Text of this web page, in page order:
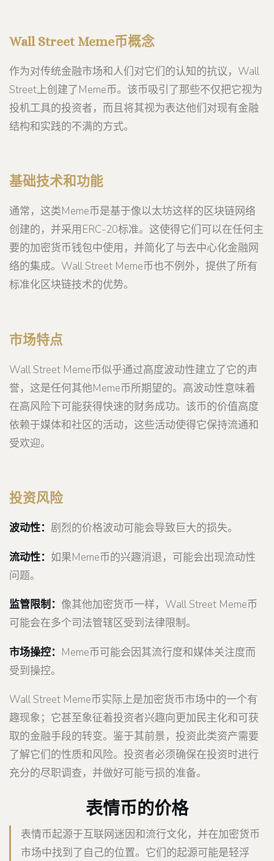
Wall Street Meme币概念
作为对传统金融市场和人们对它们的认知的抗议，Wall
Street上创建了Meme币。该币吸引了那些不仅把它视为
投机工具的投资者，而且将其视为表达他们对现有金融
结构和实践的不满的方式。
基础技术和功能
通常，这类Meme币是基于像以太坊这样的区块链网络
创建的，并采用ERC-20标准。这使得它们可以在任何主
要的加密货币钱包中使用，并简化了与去中心化金融网
络的集成。Wall Street Meme币也不例外，提供了所有
标准化区块链技术的优势。
市场特点
Wall Street Meme币似乎通过高度波动性建立了它的声
誉，这是任何其他Meme币所期望的。高波动性意味着
在高风险下可能获得快速的财务成功。该币的价值高度
依赖于媒体和社区的活动，这些活动使得它保持流通和
受欢迎。
投资风险
波动性： 剧烈的价格波动可能会导致巨大的损失。
流动性： 如果Meme币的兴趣消退，可能会出现流动性
问题。
监管限制： 像其他加密货币一样，Wall Street Meme币
可能会在多个司法管辖区受到法律限制。
市场操控： Meme币可能会因其流行度和媒体关注度而
受到操控。
Wall Street Meme币实际上是加密货币市场中的一个有
趣现象；它甚至象征着投资者兴趣向更加民主化和可获
取的金融手段的转变。鉴于其前景，投资此类资产需要
了解它们的性质和风险。投资者必须确保在投资时进行
充分的尽职调查，并做好可能亏损的准备。
表情币的价格
表情币起源于互联网迷因和流行文化，并在加密货币
市场中找到了自己的位置。它们的起源可能是轻浮